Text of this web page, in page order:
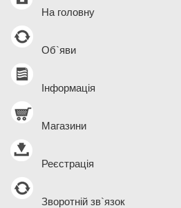
На головну
Об`яви
Інформація
Магазини
Реєстрація
Зворотній зв`язок